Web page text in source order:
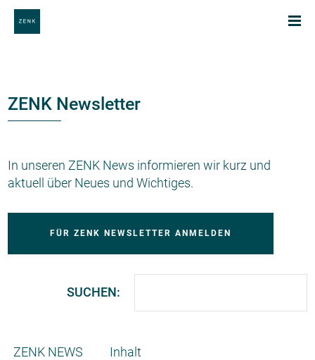
ZENK Newsletter
In unseren ZENK News informieren wir kurz und
aktuell über Neues und Wichtiges.
FÜR ZENK NEWSLETTER ANMELDEN
SUCHEN:
ZENK NEWS Inhalt